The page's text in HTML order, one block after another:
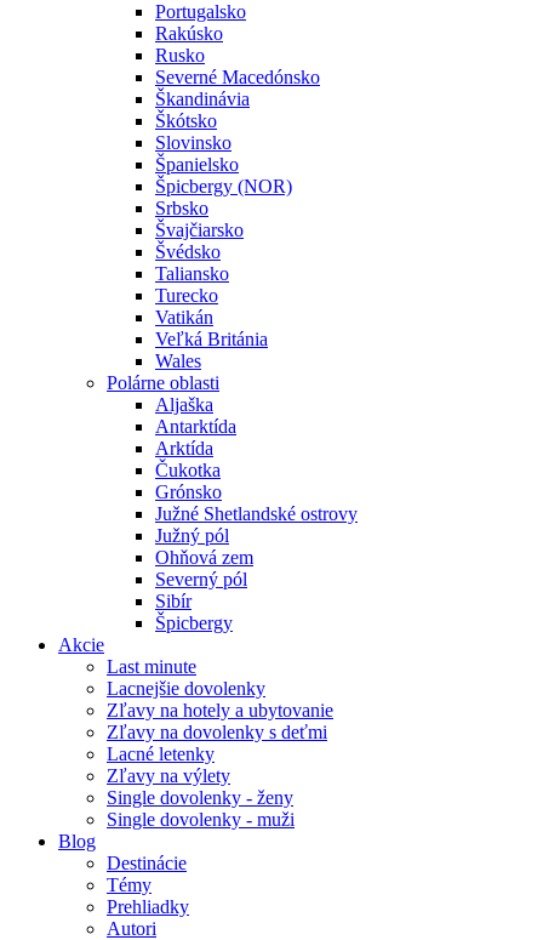
Portugalsko
Rakúsko
Rusko
Severné Macedónsko
Škandinávia
Škótsko
Slovinsko
Španielsko
Špicbergy (NOR)
Srbsko
Švajčiarsko
Švédsko
Taliansko
Turecko
Vatikán
Veľká Británia
Wales
Polárne oblasti
Aljaška
Antarktída
Arktída
Čukotka
Grónsko
Južné Shetlandské ostrovy
Južný pól
Ohňová zem
Severný pól
Sibír
Špicbergy
Akcie
Last minute
Lacnejšie dovolenky
Zľavy na hotely a ubytovanie
Zľavy na dovolenky s deťmi
Lacné letenky
Zľavy na výlety
Single dovolenky - ženy
Single dovolenky - muži
Blog
Destinácie
Témy
Prehliadky
Autori